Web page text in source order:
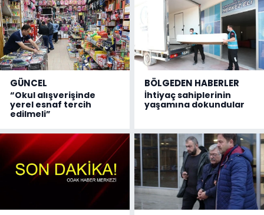
GÜNCEL
“Okul alışverişinde
yerel esnaf tercih
edilmeli”
BÖLGEDEN HABERLER
İhtiyaç sahiplerinin
yaşamına dokundular